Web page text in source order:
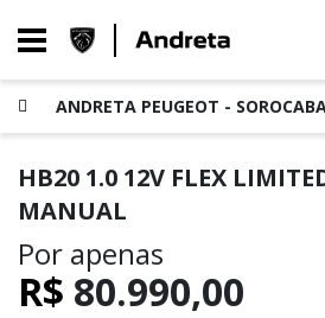
ANDRETA PEUGEOT -
HB20 1.0 12V FLEX
MANUAL
Por apenas
R$ 80.990,00